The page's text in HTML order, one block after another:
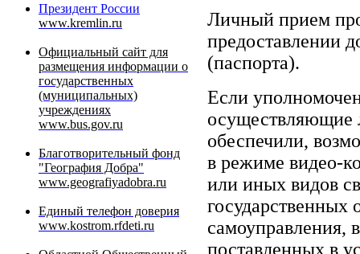
Президент России
www.kremlin.ru
Официальный сайт для
размещения информации о
государственных
(муниципальных)
учреждениях
www.bus.gov.ru
Благотворительный фонд
"География Добра"
www.geografiyadobra.ru
Единый телефон доверия
www.kostrom.rfdeti.ru
Личный прием
предоставлении
(паспорта).
Если
осуществляющие
обеспечили,
в режиме видео-
или иных видов
государственных
самоуправления,
поставленных в